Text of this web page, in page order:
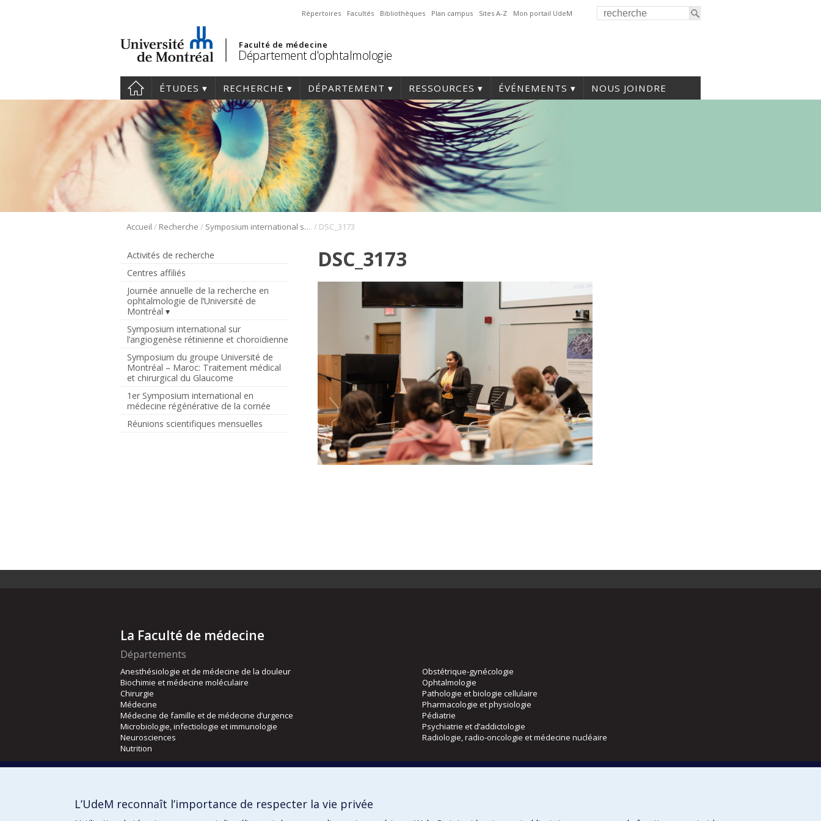
Répertoires Facultés Bibliothèques Plan campus Sites A-Z Mon portail UdeM
Faculté de médecine
Département d'ophtalmologie
ÉTUDES RECHERCHE DÉPARTEMENT RESSOURCES ÉVÉNEMENTS NOUS JOINDRE
Accueil / Recherche / Symposium international sur l’angiogenèse rétinienne et choroïdienne / DSC_3173
Activités de recherche
Centres affiliés
Journée annuelle de la recherche en
ophtalmologie de l’Université de
Montréal
Symposium international sur
l’angiogenèse rétinienne et choroïdienne
Symposium du groupe Université de
Montréal – Maroc: Traitement médical
et chirurgical du Glaucome
1er Symposium international en
médecine régénérative de la cornée
Réunions scientifiques mensuelles
DSC_3173
La Faculté de médecine
Départements
Anesthésiologie et de médecine de la douleur
Biochimie et médecine moléculaire
Chirurgie
Médecine
Médecine de famille et de médecine d’urgence
Microbiologie, infectiologie et immunologie
Neurosciences
Nutrition
Obstétrique-gynécologie
Ophtalmologie
Pathologie et biologie cellulaire
Pharmacologie et physiologie
Pédiatrie
Psychiatrie et d’addictologie
Radiologie, radio-oncologie et médecine nucléaire
Orthophonie et audiologie
L’UdeM reconnaît l’importance de respecter la vie privée